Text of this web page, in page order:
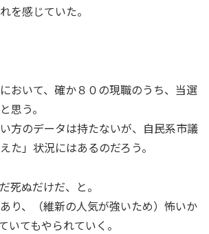
を感じていた。
おいて、確か８０の現職のうち、当選
思う。
方のデータは持たないが、自民系市議
た」状況にはあるのだろう。
死ぬだけだ、と。
り、（維新の人気が強いため）怖いか
いてもやられていく。